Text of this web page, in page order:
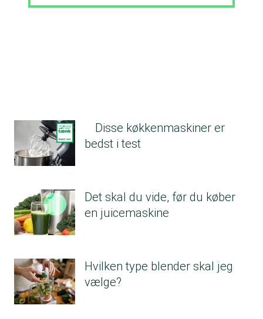
Disse køkkenmaskiner er
bedst i test
Det skal du vide, før du køber
en juicemaskine
Hvilken type blender skal jeg
vælge?